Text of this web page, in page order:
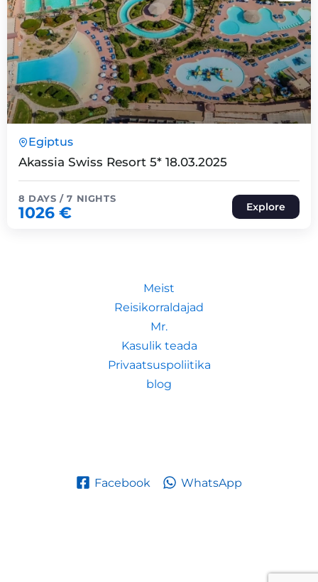
Expired !
Egiptus
Akassia Swiss Resort 5* 18.03.2025
8 DAYS / 7 NIGHTS
1026 € Explore
Meist
Reisikorraldajad
Mr.
Kasulik teada
Privaatsuspoliitika
blog
Facebook WhatsApp